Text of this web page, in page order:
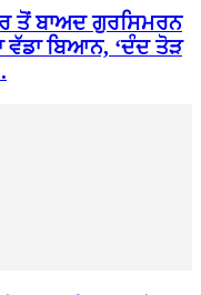
ਤੋਂ ਬਾਅਦ ਗੁਰਸਿਮਰਨ
ਵੱਡਾ ਬਿਆਨ, ‘ਦੰਦ ਤੋੜ